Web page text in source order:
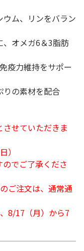
ウム、リンをバラン
、オメガ6＆3脂肪
疫力維持をサポー
りの素材を配合
せていただきま
）
でご了承くださ
ご注文は、通常通
8/17（月）から7